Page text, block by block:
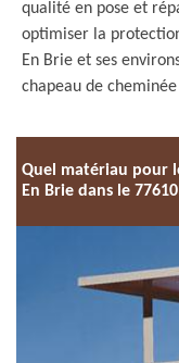
qualité en pose et
optimiser la
En Brie et ses
chapeau de
Quel matériau pour
En Brie dans le